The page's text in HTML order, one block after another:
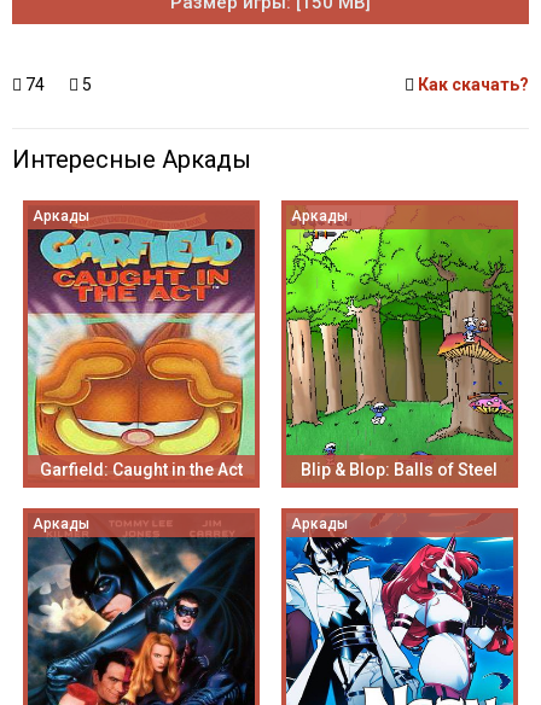
74 5 Как скачать?
Интересные Аркады
Аркады
Garfield: Caught in the Act
Аркады
Blip & Blop: Balls of Steel
Аркады Аркады